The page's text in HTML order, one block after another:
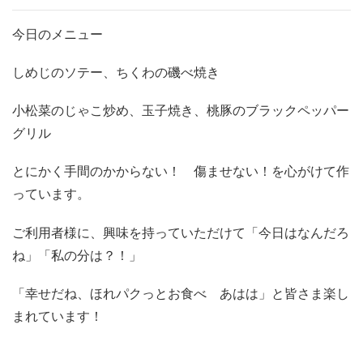
今日のメニュー
しめじのソテー、ちくわの磯べ焼き
小松菜のじゃこ炒め、玉子焼き、桃豚のブラックペッパー
グリル
とにかく手間のかからない！ 傷ませない！を心がけて作
っています。
ご利用者様に、興味を持っていただけて「今日はなんだろ
ね」「私の分は？！」
「幸せだね、ほれパクっとお食べ あはは」と皆さま楽し
まれています！